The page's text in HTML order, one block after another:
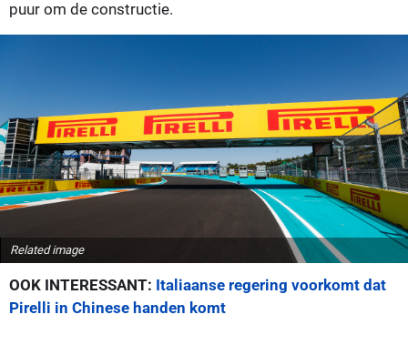
puur om de constructie.
Related image
OOK INTERESSANT: Italiaanse regering voorkomt dat
Pirelli in Chinese handen komt